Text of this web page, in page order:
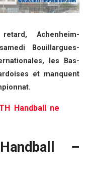
Achenheim-
Bouillargues-
les Bas-
et manquent
Handball ne
–